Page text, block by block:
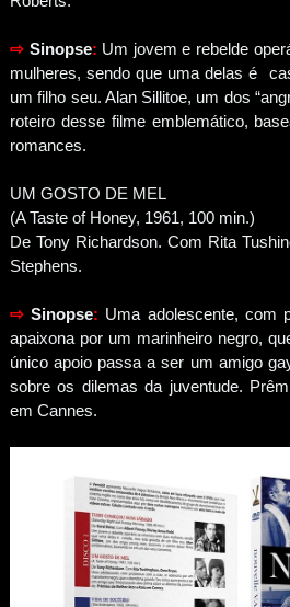
⇨ Sinopse: Um jovem e rebelde
mulheres, sendo que uma delas é
um filho seu. Alan Sillitoe, um dos
roteiro desse filme emblemático,
romances.
UM GOSTO DE MEL
(A Taste of Honey, 1961, 100 min.)
De Tony Richardson. Com Rita
Stephens.
⇨Sinopse: Uma adolescente, com
apaixona por um marinheiro negro,
único apoio passa a ser um amigo
sobre os dilemas da juventude.
em Cannes.